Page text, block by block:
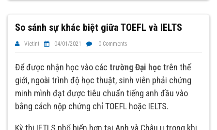
So sánh sự khác biệt giữa TOEFL và IELTS
Vietint 04/01/2021 0 Comments
Để được nhận học vào các trường Đại học trên thế
giới, ngoài trình độ học thuật, sinh viên phải chứng
minh mình đạt được tiêu chuẩn tiếng anh đầu vào
bằng cách nộp chứng chỉ TOEFL hoặc IELTS.
Kỳ thi IETLS phổ biến hơn tại Anh và Châu u trong khi